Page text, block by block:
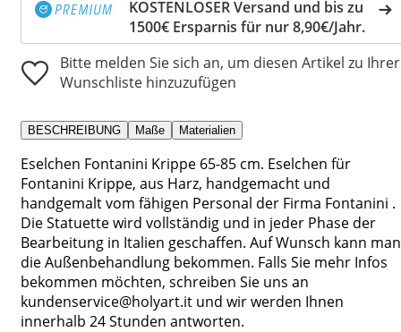
KOSTENLOSER Versand und bis zu
1500€ Ersparnis für nur 8,90€/Jahr.
Bitte melden Sie sich an, um diesen Artikel zu Ihrer
Wunschliste hinzuzufügen
BESCHREIBUNG Maße Materialien
Eselchen Fontanini Krippe 65-85 cm. Eselchen für
Fontanini Krippe, aus Harz, handgemacht und
handgemalt vom fähigen Personal der Firma Fontanini .
Die Statuette wird vollständig und in jeder Phase der
Bearbeitung in Italien geschaffen. Auf Wunsch kann man
die Außenbehandlung bekommen. Falls Sie mehr Infos
bekommen möchten, schreiben Sie uns an
kundenservice@holyart.it und wir werden Ihnen
innerhalb 24 Stunden antworten.